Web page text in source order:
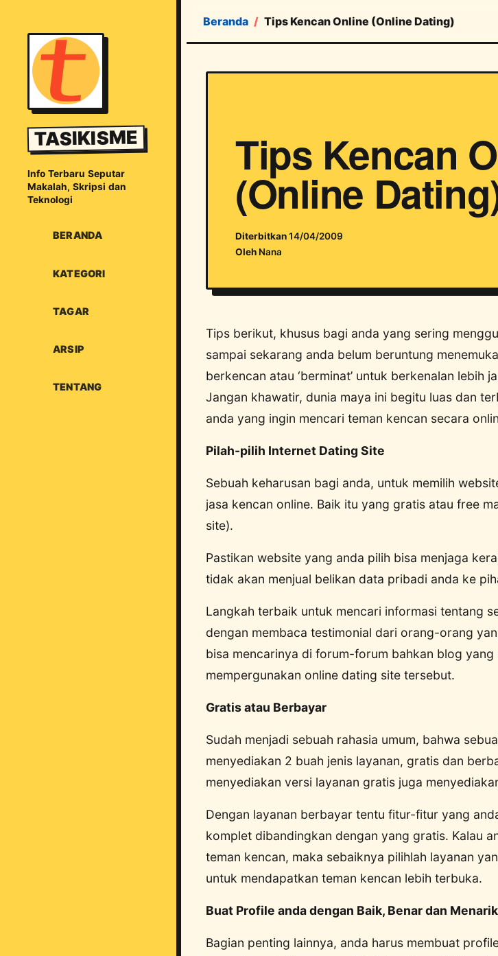
TASIKISME
Info Terbaru Seputar
Makalah, Skripsi dan
Teknologi
BERANDA
KATEGORI
TAGAR
ARSIP
TENTANG
Beranda Tips Kencan Online (Online Dating)
Tips Kencan
(Online
Diterbitkan14/04/2009
Oleh Nana
Tips berikut, khusus bagi anda yang sering
sampai sekarang anda belum beruntung
berkencan atau ‘berminat’ untuk berkenalan lebih
Jangan khawatir, dunia maya ini begitu luas dan
anda yang ingin mencari teman kencan secara
Pilah-pilih Internet Dating Site
Sebuah keharusan bagi anda, untuk memilih
jasa kencan online. Baik itu yang gratis atau free
site).
Pastikan website yang anda pilih bisa menjaga
tidak akan menjual belikan data pribadi anda ke
Langkah terbaik untuk mencari informasi tentang
dengan membaca testimonial dari orang-orang
bisa mencarinya di forum-forum bahkan blog
mempergunakan online dating site tersebut.
Gratis atau Berbayar
Sudah menjadi sebuah rahasia umum, bahwa
menyediakan 2 buah jenis layanan, gratis dan
menyediakan versi layanan gratis juga
Dengan layanan berbayar tentu fitur-fitur yang
komplet dibandingkan dengan yang gratis. Kalau
teman kencan, maka sebaiknya pilihlah layanan
untuk mendapatkan teman kencan lebih terbuka.
Buat Profile anda dengan Baik, Benar dan Menarik
Bagian penting lainnya, anda harus membuat